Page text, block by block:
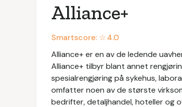
Alliance+
Smartscore: ☆4.0
Alliance+ er en av de ledende
Alliance+ tilbyr blant annet
spesialrengjøring på sykehus,
omfatter noen av de største
bedrifter, detaljhandel, hoteller og